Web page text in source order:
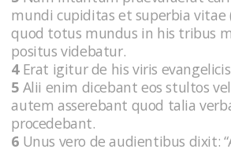
mundi cupiditas et superbia vitae
quod totus mundus in his tribus
positus videbatur.
4Erat igitur de his viris
5 Alii enim dicebant eos stultos
autem asserebant quod talia
procedebant.
6 Unus vero de audientibus dixit: